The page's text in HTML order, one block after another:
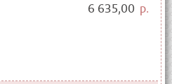
6 635,00 р.